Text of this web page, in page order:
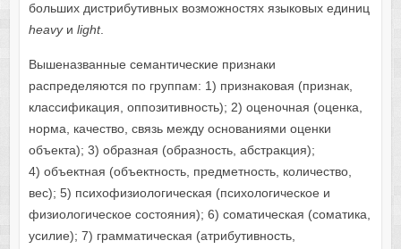
больших дистрибутивных возможностях языковых единиц
heavyи light.
Вышеназванные семантические признаки
распределяются по группам: 1) признаковая (признак,
классификация, оппозитивность); 2) оценочная (оценка,
норма, качество, связь между основаниями оценки
объекта); 3) образная (образность, абстракция);
4) объектная (объектность, предметность, количество,
вес); 5) психофизиологическая (психологическое и
физиологическое состояния); 6) соматическая (соматика,
усилие); 7) грамматическая (атрибутивность,